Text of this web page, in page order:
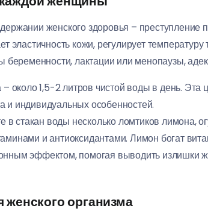
женского здоровья – преступление
эластичность кожи, регулирует
лактации или менопаузы,
около 1,5-2 литров чистой воды в день. Эта
и индивидуальных особенностей.
в стакан воды несколько ломтиков лимона,
и антиоксидантами. Лимон богат
эффектом, помогая выводить излишки
организма